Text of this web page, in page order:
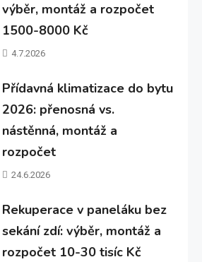
výběr, montáž a rozpočet
1500-8000 Kč
4.7.2026
Přídavná klimatizace do bytu
2026: přenosná vs.
nástěnná, montáž a
rozpočet
24.6.2026
Rekuperace v paneláku bez
sekání zdí: výběr, montáž a
rozpočet 10-30 tisíc Kč